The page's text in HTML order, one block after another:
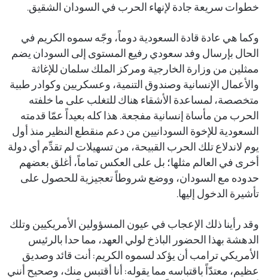
خطوات سريعة جادة لإنهاء الحرب في السودان الشقيق.
وكما هي عادة قادة السعودية دوماً، وجّه سموه الكريم في
الحال بإرسال وفد سعودي رفيع المستوى إلى السودان يضم
ممثلين من وزارة الخارجية ومركز الملك سلمان للإغاثة
والأعمال الإنسانية وصندوق التنمية، وعسكريين وكوادر طبية
متخصصة، لمساعدة الأشقاء هناك للتغلب على ما خلفته
الحرب من مأساة إنسانية مفجعة. هذا كله بعيداً عمّا قدمته
السعودية للإخوة السودانيين من دعم منقطع النظير منذ أول
يوم لاندلاع تلك الحرب القبيحة، من تسهيلات لم تقدِّم أي دولة
أخرى في العالم مثلها؛ بل على العكس تماماً، أغلق بعضهم
حدوده مع السودان، ووضع شروطاً تعجيزية للحصول على
تأشيرة الدخول إليها.
وقد رأينا ذلك الإعجاب في عيون المسؤولين الأمريكيين وتلك
الدهشة بهذا الحضور الباذخ لولي العهد، مما حدا بالرئيس
الأمريكي ترامب أن يؤكد لسموه الكريم: أنت قائد وصديق
عظيم، معتدّاً باقتباسه مما يقوله: أنا أقتبس منك، وصحيح أنني